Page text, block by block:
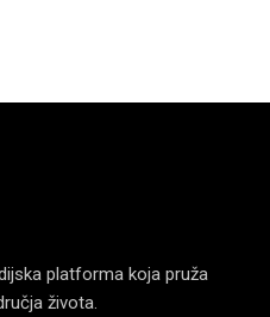
platforma koja pruža
života.